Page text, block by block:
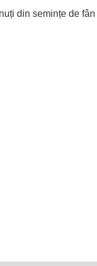
din semințe de